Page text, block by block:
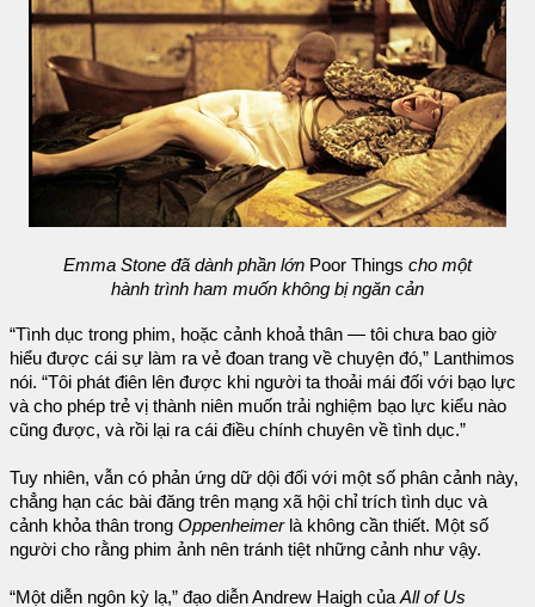
Emma Stone đã dành phần lớn Poor Things cho một
hành trình ham muốn không bị ngăn cản
“Tình dục trong phim, hoặc cảnh khoả thân — tôi chưa bao giờ
hiểu được cái sự làm ra vẻ đoan trang về chuyện đó,” Lanthimos
nói. “Tôi phát điên lên được khi người ta thoải mái đối với bạo lực
và cho phép trẻ vị thành niên muốn trải nghiệm bạo lực kiểu nào
cũng được, và rồi lại ra cái điều chính chuyên về tình dục.”
Tuy nhiên, vẫn có phản ứng dữ dội đối với một số phân cảnh này,
chẳng hạn các bài đăng trên mạng xã hội chỉ trích tình dục và
cảnh khỏa thân trong Oppenheimerlà không cần thiết. Một số
người cho rằng phim ảnh nên tránh tiệt những cảnh như vậy.
“Một diễn ngôn kỳ lạ,” đạo diễn Andrew Haigh của All of Us